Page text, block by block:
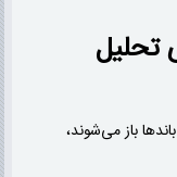
تحلیل
باز می‌شوند،